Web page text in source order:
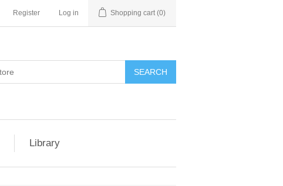
Register Log in Shopping cart (0)
Library